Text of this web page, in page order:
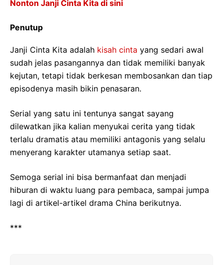
Nonton Janji Cinta Kita di sini
Penutup
Janji Cinta Kita adalah kisah cinta yang sedari awal
sudah jelas pasangannya dan tidak memiliki banyak
kejutan, tetapi tidak berkesan membosankan dan tiap
episodenya masih bikin penasaran.
Serial yang satu ini tentunya sangat sayang
dilewatkan jika kalian menyukai cerita yang tidak
terlalu dramatis atau memiliki antagonis yang selalu
menyerang karakter utamanya setiap saat.
Semoga serial ini bisa bermanfaat dan menjadi
hiburan di waktu luang para pembaca, sampai jumpa
lagi di artikel-artikel drama China berikutnya.
***